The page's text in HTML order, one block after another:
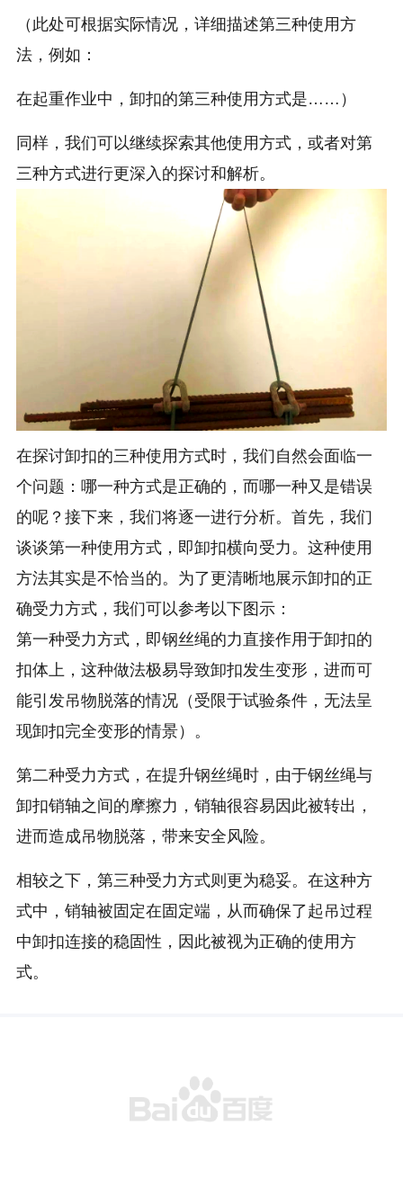
（此处可根据实际情况，详细描述第三种使用方
法，例如：
在起重作业中，卸扣的第三种使用方式是……）
同样，我们可以继续探索其他使用方式，或者对第
三种方式进行更深入的探讨和解析。
在探讨卸扣的三种使用方式时，我们自然会面临一
个问题：哪一种方式是正确的，而哪一种又是错误
的呢？接下来，我们将逐一进行分析。首先，我们
谈谈第一种使用方式，即卸扣横向受力。这种使用
方法其实是不恰当的。为了更清晰地展示卸扣的正
确受力方式，我们可以参考以下图示：
第一种受力方式，即钢丝绳的力直接作用于卸扣的
扣体上，这种做法极易导致卸扣发生变形，进而可
能引发吊物脱落的情况（受限于试验条件，无法呈
现卸扣完全变形的情景）。
第二种受力方式，在提升钢丝绳时，由于钢丝绳与
卸扣销轴之间的摩擦力，销轴很容易因此被转出，
进而造成吊物脱落，带来安全风险。
相较之下，第三种受力方式则更为稳妥。在这种方
式中，销轴被固定在固定端，从而确保了起吊过程
中卸扣连接的稳固性，因此被视为正确的使用方
式。